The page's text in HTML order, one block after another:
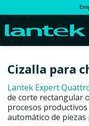
Cizalla para
Lantek Expert
de corte rectangular
procesos
automático de